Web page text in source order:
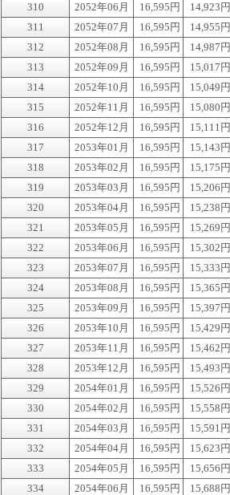
310
2052年06月 16,595円 14,923円
311
2052年07月 16,595円 14,955円
312
2052年08月 16,595円 14,987円
313
2052年09月 16,595円 15,017円
314
2052年10月 16,595円 15,049円
315
2052年11月 16,595円 15,080円
316
2052年12月 16,595円 15,111円
317
2053年01月 16,595円 15,143円
318
2053年02月 16,595円 15,175円
319
2053年03月 16,595円 15,206円
320
2053年04月 16,595円 15,238円
321
2053年05月 16,595円 15,269円
322
2053年06月 16,595円 15,302円
323
2053年07月 16,595円 15,333円
324
2053年08月 16,595円 15,365円
325
2053年09月 16,595円 15,397円
326
2053年10月 16,595円 15,429円
327
2053年11月 16,595円 15,462円
328
2053年12月 16,595円 15,493円
329
2054年01月 16,595円 15,526円
330
2054年02月 16,595円 15,558円
331
2054年03月 16,595円 15,591円
332
2054年04月 16,595円 15,623円
333
2054年05月 16,595円 15,656円
334
2054年06月 16,595円 15,688円